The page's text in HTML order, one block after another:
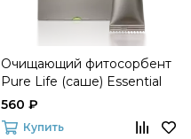
Очищающий фитосорбент
Pure Life (саше) Essential
Sorbents
560 ₽
Купить